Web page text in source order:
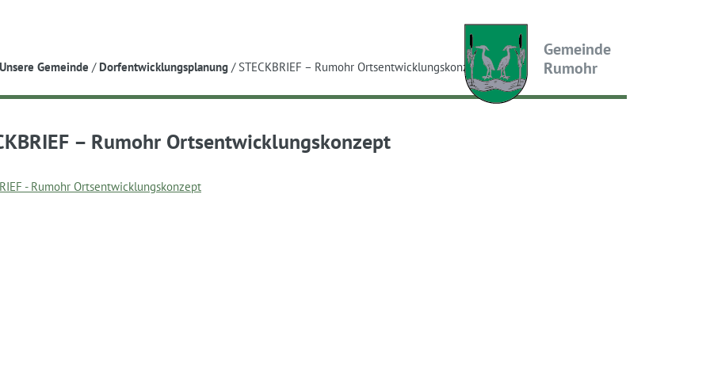
Unsere Gemeinde / Dorfentwicklungsplanung / STECKBRIEF – Rumohr Ortsentwicklungskonzept
Gemeinde
Rumohr
– Rumohr Ortsentwicklungskonzept
- Rumohr Ortsentwicklungskonzept